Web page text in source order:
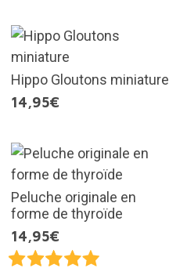
Hippo Gloutons miniature
14,95€
Peluche originale en
forme de thyroïde
14,95€